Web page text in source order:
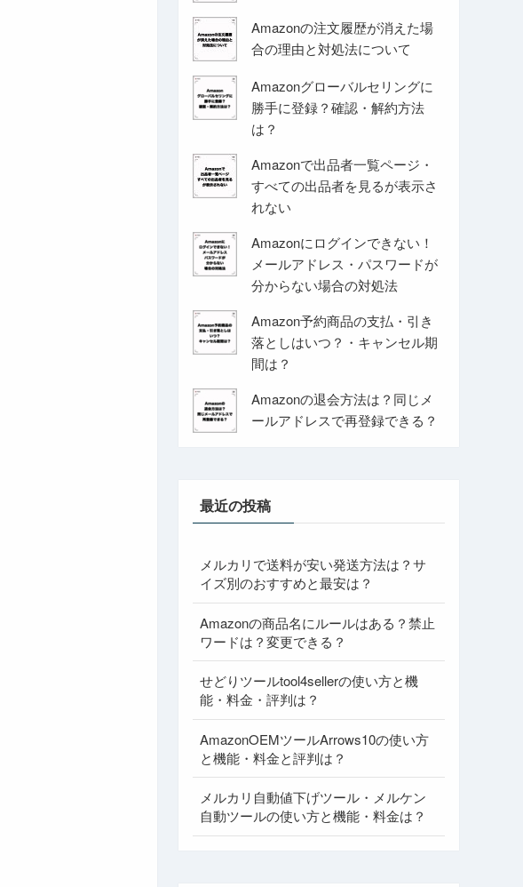
Amazonの注文履歴が消えた場
合の理由と対処法について
Amazonグローバルセリングに
勝手に登録？確認・解約方法
は？
Amazonで出品者一覧ページ・
すべての出品者を見るが表示さ
れない
Amazonにログインできない！
メールアドレス・パスワードが
分からない場合の対処法
Amazon予約商品の支払・引き
落としはいつ？・キャンセル期
間は？
Amazonの退会方法は？同じメ
ールアドレスで再登録できる？
最近の投稿
メルカリで送料が安い発送方法は？サ
イズ別のおすすめと最安は？
Amazonの商品名にルールはある？禁止
ワードは？変更できる？
せどりツールtool4sellerの使い方と機
能・料金・評判は？
AmazonOEMツールArrows10の使い方
と機能・料金と評判は？
メルカリ自動値下げツール・メルケン
自動ツールの使い方と機能・料金は？